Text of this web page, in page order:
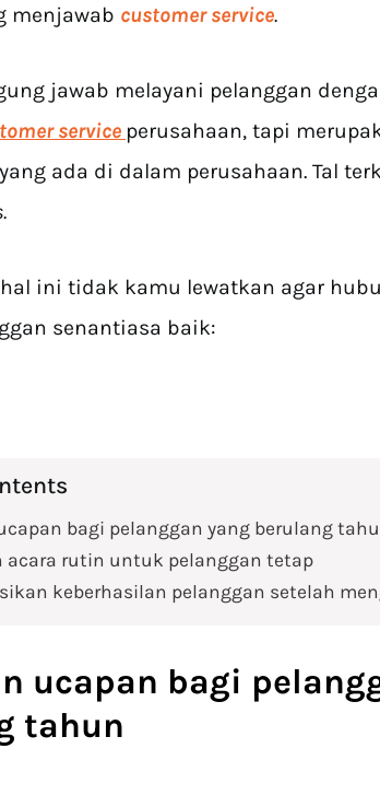
menjawab customer service.
jawab melayani pelanggan
service perusahaan, tapi
ada di dalam perusahaan. Tal
ini tidak kamu lewatkan agar
senantiasa baik:
bagi pelanggan yang berulang
acara rutin untuk pelanggan tetap
keberhasilan pelanggan setelah
ucapan bagi
tahun